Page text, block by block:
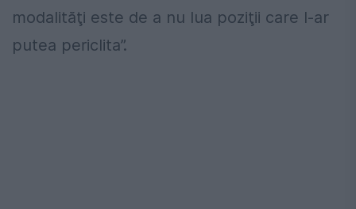
modalităţi este de a nu lua poziţii care l-ar
putea periclita”.